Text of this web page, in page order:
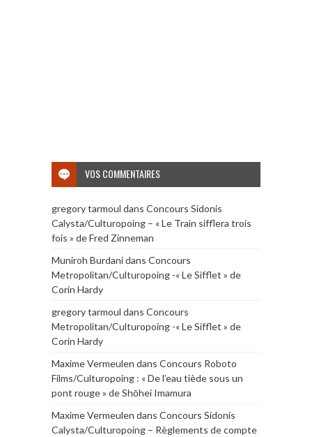
VOS COMMENTAIRES
gregory tarmoul dans Concours Sidonis
Calysta/Culturopoing – « Le Train sifflera trois
fois » de Fred Zinneman
Muniroh Burdanidans Concours
Metropolitan/Culturopoing -« Le Sifflet » de
Corin Hardy
gregory tarmoul dans Concours
Metropolitan/Culturopoing -« Le Sifflet » de
Corin Hardy
Maxime Vermeulen dans Concours Roboto
Films/Culturopoing : « De l’eau tiède sous un
pont rouge » de Shōhei Imamura
Maxime Vermeulen dans Concours Sidonis
Calysta/Culturopoing – Règlements de compte